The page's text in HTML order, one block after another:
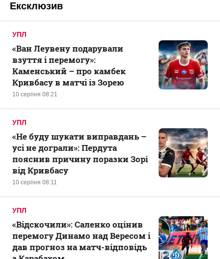
Ексклюзив
УПЛ
10 серпня 08:21
«Ван Леувену подарували
взуття і перемогу»:
Каменський – про камбек
Кривбасу в матчі із Зорею
УПЛ
10 серпня 08:11
«Не буду шукати виправдань –
усі не дограли»: Пердута
пояснив причину поразки Зорі
від Кривбасу
УПЛ
«Відскочили»: Саленко оцінив
перемогу Динамо над Вересом і
дав прогноз на матч-відповідь